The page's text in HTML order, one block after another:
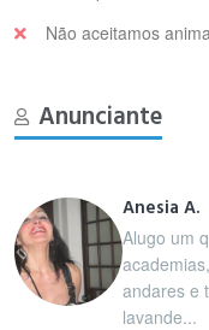
Não aceitamos
Anunciante
Anesia A.
Alugo um
andares e
lavande...